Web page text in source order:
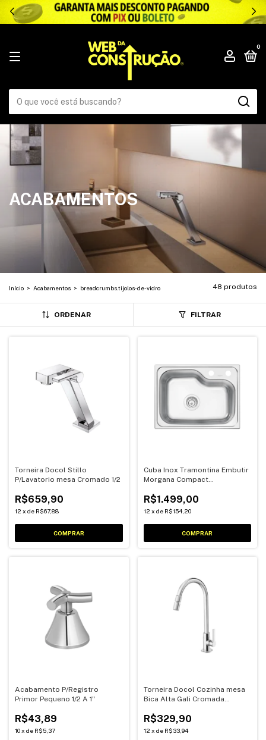
.
0
ACABAMENTOS
Início > Acabamentos > breadcrumbs.tijolos-de-vidro 48 produtos
ORDENAR FILTRAR
Torneira Docol Stillo
P/Lavatorio mesa Cromado 1/2
R$659,90
12 x de R$67,88
Cuba Inox Tramontina Embutir
Morgana Compact
Valvula
R$1.499,00
12 x de R$154,20
Acabamento P/Registro
Primor Pequeno 1/2 A 1"
R$43,89
10x de R$5,37
Torneira Docol Cozinha mesa
Bica Alta Gali Cromada
R$329,90
12 x de R$33,94